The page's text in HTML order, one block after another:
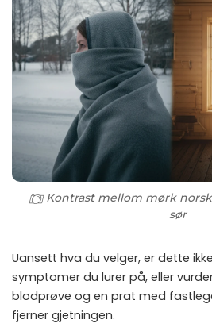
Kontrast mellom mørk
sør
Uansett hva du velger, er dette
symptomer du lurer på, eller
blodprøve og en prat med
fjerner gjetningen.